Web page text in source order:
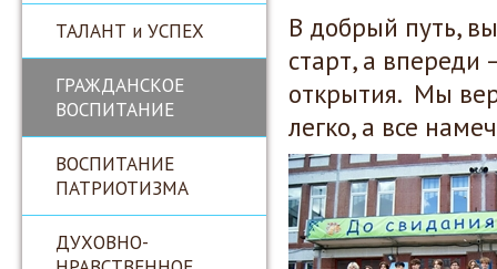
ТАЛАНТ и УСПЕХ
ГРАЖДАНСКОЕ
ВОСПИТАНИЕ
ВОСПИТАНИЕ
ПАТРИОТИЗМА
ДУХОВНО-
В добрый путь,
старт, а
открытия. Мы
легко, а все